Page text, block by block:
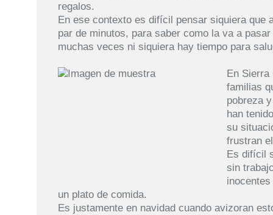
regalos.
En ese contexto es difícil pensar siquiera que
par de minutos, para saber como la va a
muchas veces ni siquiera hay tiempo para
En Sierra
familias
pobreza
han
su
frustran
Es difícil
sin
un plato de comida.
Es justamente en navidad cuando avizoran